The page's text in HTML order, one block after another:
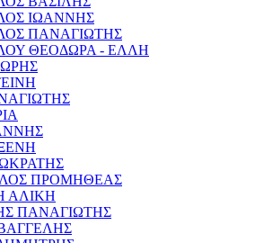
ΙΩΑΝΝΗΣ
ΠΑΝΑΓΙΩΤΗΣ
ΘΕΟΔΩΡΑ - ΕΛΛΗ
ΠΡΟΜΗΘΕΑΣ
ΑΛΙΚΗ
ΠΑΝΑΓΙΩΤΗΣ